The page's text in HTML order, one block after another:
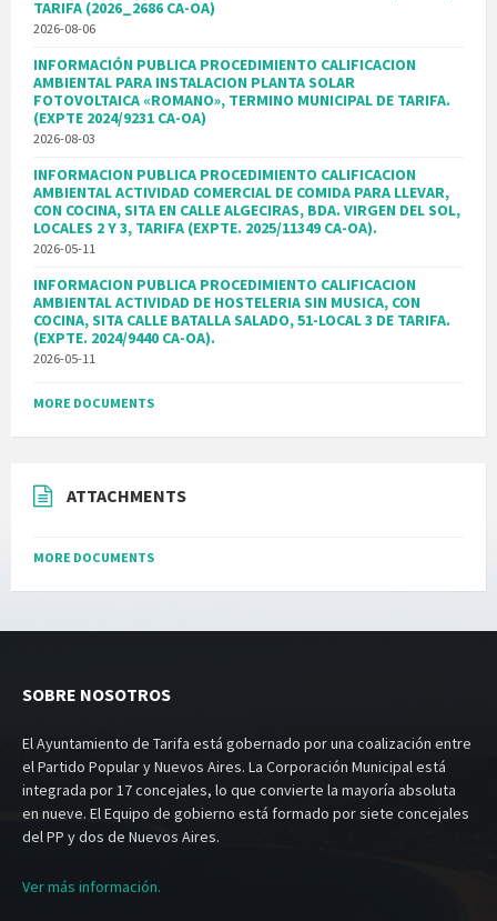
TARIFA (2026_2686 CA-OA)
2026-08-06
INFORMACIÓN PUBLICA PROCEDIMIENTO CALIFICACION
AMBIENTAL PARA INSTALACION PLANTA SOLAR
FOTOVOLTAICA «ROMANO», TERMINO MUNICIPAL DE TARIFA.
(EXPTE 2024/9231 CA-OA)
2026-08-03
INFORMACION PUBLICA PROCEDIMIENTO CALIFICACION
AMBIENTAL ACTIVIDAD COMERCIAL DE COMIDA PARA LLEVAR,
CON COCINA, SITA EN CALLE ALGECIRAS, BDA. VIRGEN DEL SOL,
LOCALES 2 Y 3, TARIFA (EXPTE. 2025/11349 CA-OA).
2026-05-11
INFORMACION PUBLICA PROCEDIMIENTO CALIFICACION
AMBIENTAL ACTIVIDAD DE HOSTELERIA SIN MUSICA, CON
COCINA, SITA CALLE BATALLA SALADO, 51-LOCAL 3 DE TARIFA.
(EXPTE. 2024/9440 CA-OA).
2026-05-11
MORE DOCUMENTS
ATTACHMENTS
MORE DOCUMENTS
SOBRE NOSOTROS
El Ayuntamiento de Tarifa está gobernado por una coalización entre
el Partido Popular y Nuevos Aires. La Corporación Municipal está
integrada por 17 concejales, lo que convierte la mayoría absoluta
en nueve. El Equipo de gobierno está formado por siete concejales
del PP y dos de Nuevos Aires.
Ver más información.